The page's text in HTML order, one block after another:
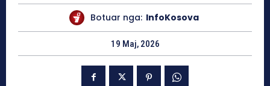
Botuar nga: InfoKosova
19 Maj, 2026